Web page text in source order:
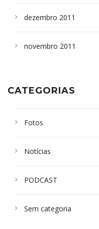
dezembro 2011
novembro 2011
CATEGORIAS
Fotos
Notícias
PODCAST
Sem categoria